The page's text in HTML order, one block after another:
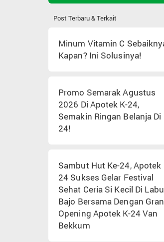
Post Terbaru & Terkait
Minum Vitamin C
Kapan? Ini Solusinya!
Promo Semarak Agustus
2026 Di Apotek K-24,
Semakin Ringan Belanja Di
24!
Sambut Hut Ke-24, Apotek
24 Sukses Gelar Festival
Sehat Ceria Si Kecil Di
Bajo Bersama Dengan
Opening Apotek K-24 Van
Bekkum